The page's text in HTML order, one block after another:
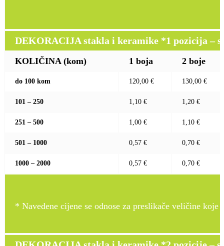
DEKORACIJA stakla i keramike *1 pozicija –
KOLIČINA (kom) 1 boja 2 boje
do 100 kom 120,00 € 130,00 €
101 – 250 1,10 € 1,20 €
251 – 500 1,00 € 1,10 €
501 – 1000 0,57 € 0,70 €
1000 – 2000 0,57 € 0,70 €
* Navedene cijene se odnose za preslikače veličine